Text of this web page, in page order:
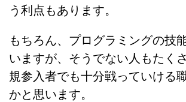
う利点もあります。
もちろん、プログラミングの技
いますが、そうでない人もたく
規参入者でも十分戦っていける
かと思います。